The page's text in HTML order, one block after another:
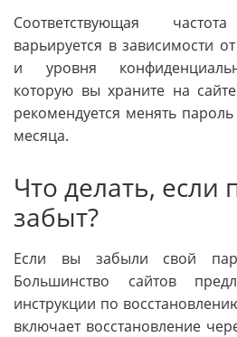
Соответствующая
варьируется в зависимости
и уровня
которую вы храните на
рекомендуется менять
месяца.
Что делать, если
забыт?
Если вы забыли свой
Большинство сайтов
инструкции по
включает восстановление